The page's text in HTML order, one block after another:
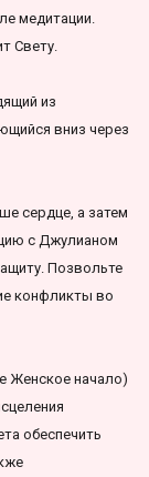
медитации.
Свету.
из
вниз через
сердце, а затем
с Джулианом
Позвольте
конфликты во
Женское начало)
обеспечить